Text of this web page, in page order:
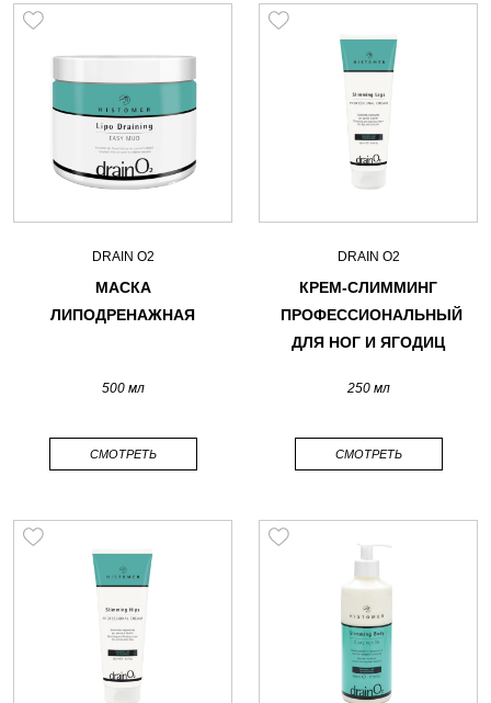
DRAIN O2
МАСКА
ЛИПОДРЕНАЖНАЯ
500 мл
СМОТРЕТЬ
DRAIN O2
КРЕМ-СЛИММИНГ
ПРОФЕССИОНАЛЬНЫЙ
ДЛЯ НОГ И ЯГОДИЦ
250 мл
СМОТРЕТЬ